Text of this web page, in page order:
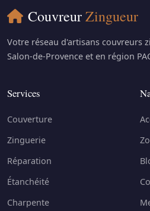
CouvreurZingueur
Votre réseau d'artisans couvreurs
Salon-de-Provence et en région
Services
Couverture
Zinguerie
Réparation
Étanchéité
Charpente